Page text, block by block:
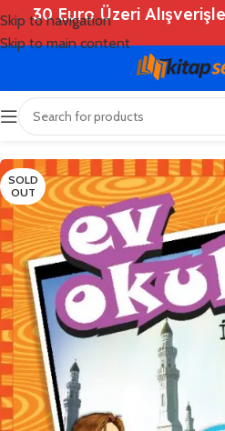
Skip to navigation
Skip to main content
30 Euro Üzeri
Ana Sayfa Shop
SOLD
OUT